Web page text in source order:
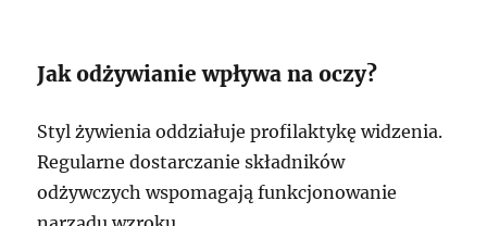
Jak odżywianie wpływa na oczy?
Styl żywienia oddziałuje profilaktykę widzenia.
Regularne dostarczanie składników
odżywczych wspomagają funkcjonowanie